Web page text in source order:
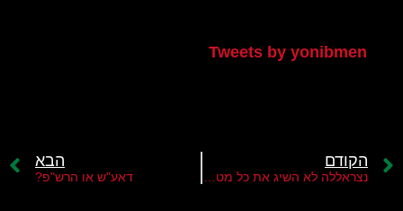
Tweets by yonibmen
הקודם הבא
דאע"ש או הרש"פ?